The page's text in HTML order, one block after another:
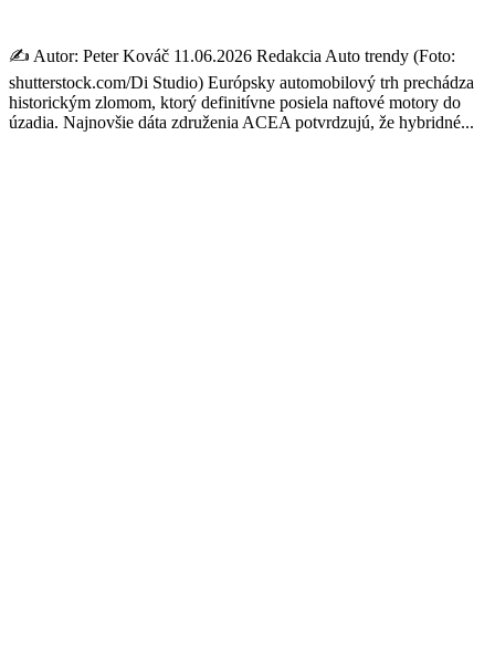
✍️ Autor: Peter Kováč 11.06.2026 Redakcia Auto trendy (Foto:
shutterstock.com/Di Studio) Európsky automobilový trh prechádza
historickým zlomom, ktorý definitívne posiela naftové motory do
úzadia. Najnovšie dáta združenia ACEA potvrdzujú, že hybridné...